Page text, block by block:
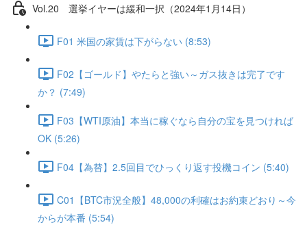
Vol.20 選挙イヤーは緩和一択（2024年1月14日）
F01 米国の家賃は下がらない (8:53)
F02【ゴールド】やたらと強い～ガス抜きは完了です
か？ (7:49)
F03【WTI原油】本当に稼ぐなら自分の宝を見つければ
OK (5:26)
F04【為替】2.5回目でひっくり返す投機コイン (5:40)
C01【BTC市況全般】48,000の利確はお約束どおり～今
からが本番 (5:54)